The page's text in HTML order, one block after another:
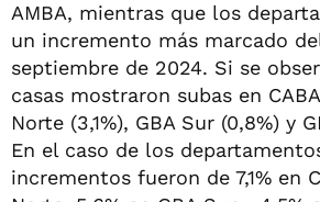
AMBA, mientras que los
un incremento más marcado
septiembre de 2024. Si se
casas mostraron subas en CABA
Norte (3,1%), GBA Sur (0,8%) y
En el caso de los
incrementos fueron de 7,1% en